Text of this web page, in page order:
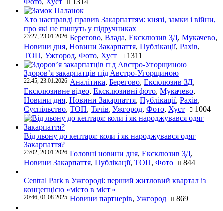
Хто насправді правив Закарпаттям: князі, замки і війни,
про які не пишуть у підручниках
23:27, 23.01.2026 Берегово, Влада, Ексклюзив ЗД, Мукачево,
Новини дня, Новини Закарпаття, Публікації, Рахів,
ТОП, Ужгород, Фото, Хуст 1311
Здоров’я закарпатців під Австро-Угорщиною
22:45, 23.01.2026 Аналітика, Берегово, Ексклюзив ЗД,
Ексклюзивне відео, Ексклюзивні фото, Мукачево,
Новини дня, Новини Закарпаття, Публікації, Рахів,
Суспільство, ТОП, Тячів, Ужгород, Фото, Хуст 1004
Від льону до кептаря: коли і як народжувався одяг
Закарпаття?
23:02, 20.01.2026 Головні новини дня, Ексклюзив ЗД,
Новини Закарпаття, Публікації, ТОП, Фото 844
Central Park в Ужгороді: перший житловий квартал із
концепцією «місто в місті»
20:46, 01.08.2025 Новини партнерів, Ужгород 869